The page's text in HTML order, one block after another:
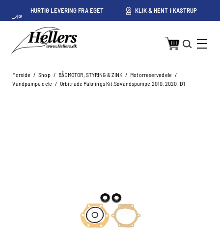
HURTIG LEVERING FRA EGET
LAGER I KASTRUP
KLIK & HENT I KASTRUP
Forside / Shop / BÅDMOTOR, STYRING & ZINK / Motorreservedele /
Vandpumpe dele / Orbitrade Paknings Kit.Søvandspumpe 2010, 2020, D1